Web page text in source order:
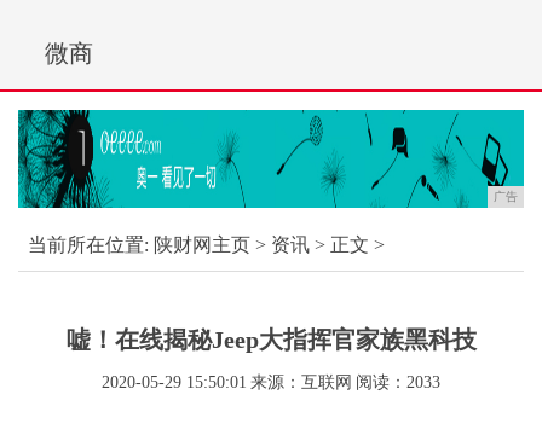
微商
广告
当前所在位置: 陕财网主页 > 资讯 > 正文 >
嘘！在线揭秘Jeep大指挥官家族黑科技
2020-05-29 15:50:01 来源：互联网 阅读：2033